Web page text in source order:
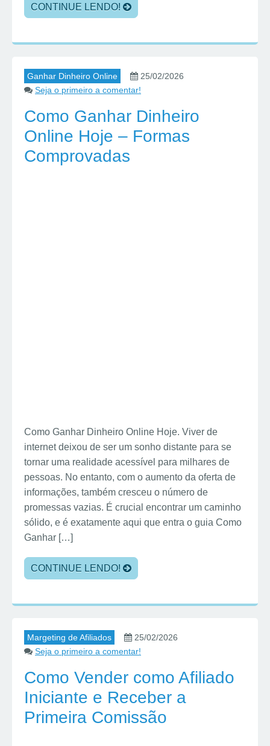
CONTINUE LENDO!
Ganhar Dinheiro Online
25/02/2026
Seja o primeiro a comentar!
Como Ganhar Dinheiro
Online Hoje – Formas
Comprovadas
Como Ganhar Dinheiro Online Hoje. Viver de
internet deixou de ser um sonho distante para se
tornar uma realidade acessível para milhares de
pessoas. No entanto, com o aumento da oferta de
informações, também cresceu o número de
promessas vazias. É crucial encontrar um caminho
sólido, e é exatamente aqui que entra o guia Como
Ganhar […]
CONTINUE LENDO!
Margeting de Afiliados
25/02/2026
Seja o primeiro a comentar!
Como Vender como Afiliado
Iniciante e Receber a
Primeira Comissão